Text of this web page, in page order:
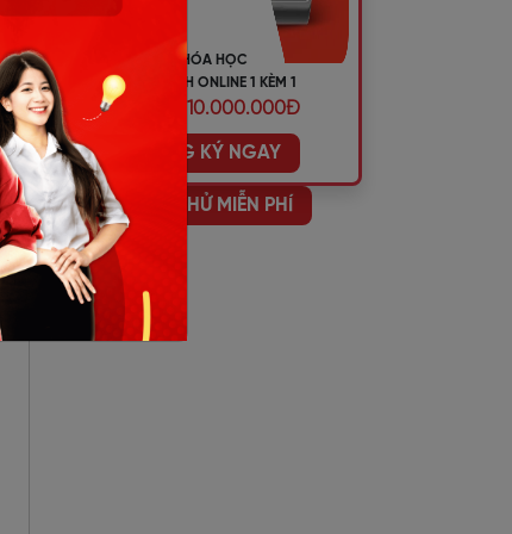
KHÓA HỌC
TIẾNG ANH ONLINE 1 KÈM 1
ƯU ĐÃI 10.000.000Đ
ĐĂNG KÝ NGAY
HỌC THỬ MIỄN PHÍ